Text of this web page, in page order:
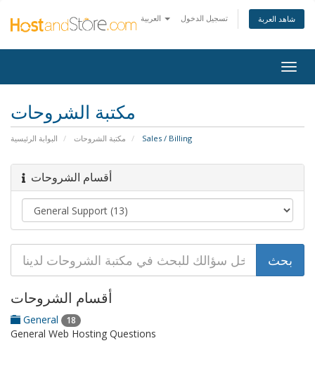
تسجيل الدخول شاهد العربة
مكتبة الشروحات
البوابة الرئيسية مكتبة الشروحات Sales / Billing
أقسام الشروحات
أقسام الشروحات
General 18
General Web Hosting Questions